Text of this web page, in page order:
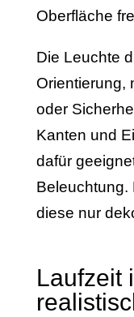
Oberfläche
Die Leuchte
Orientierung,
oder
Kanten und
dafür
Beleuchtung.
diese nur
Laufzeit